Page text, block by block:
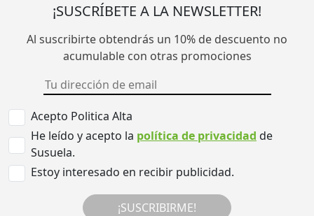
¡SUSCRÍBETE A LA NEWSLETTER!
Al suscribirte obtendrás un 10% de descuento no
acumulable con otras promociones
Acepto Politica Alta
He leído y acepto la política de privacidad de
Susuela.
Estoy interesado en recibir publicidad.
¡SUSCRIBIRME!